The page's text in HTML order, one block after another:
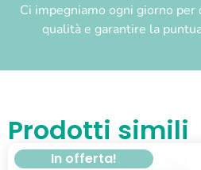
Ci impegniamo ogni giorno
qualità e garantire la
Prodotti simili
In offerta!